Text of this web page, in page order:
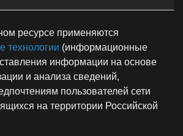
ресурсе применяются
технологии (информационные
информации на основе
и анализа сведений,
пользователей сети
на территории Российской